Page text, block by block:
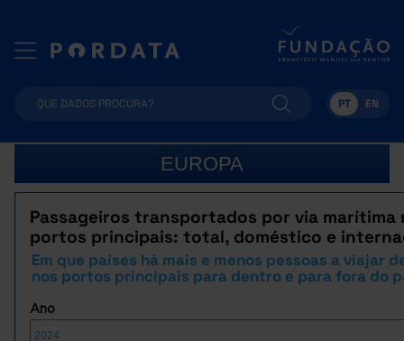
PT EN
EUROPA
Passageiros transportados por via marítima
portos principais: total, doméstico e
Em que países há mais e menos pessoas a viajar
nos portos principais para dentro e para fora do
Ano